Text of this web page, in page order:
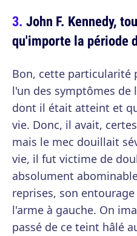
John F. Kennedy,
qu'importe la période
Bon, cette
l'un des symptômes de
dont il était atteint et
vie. Donc, il avait,
mais le mec douillait
vie, il fut victime de
absolument
reprises, son
l'arme à gauche. On
passé de ce teint hâlé